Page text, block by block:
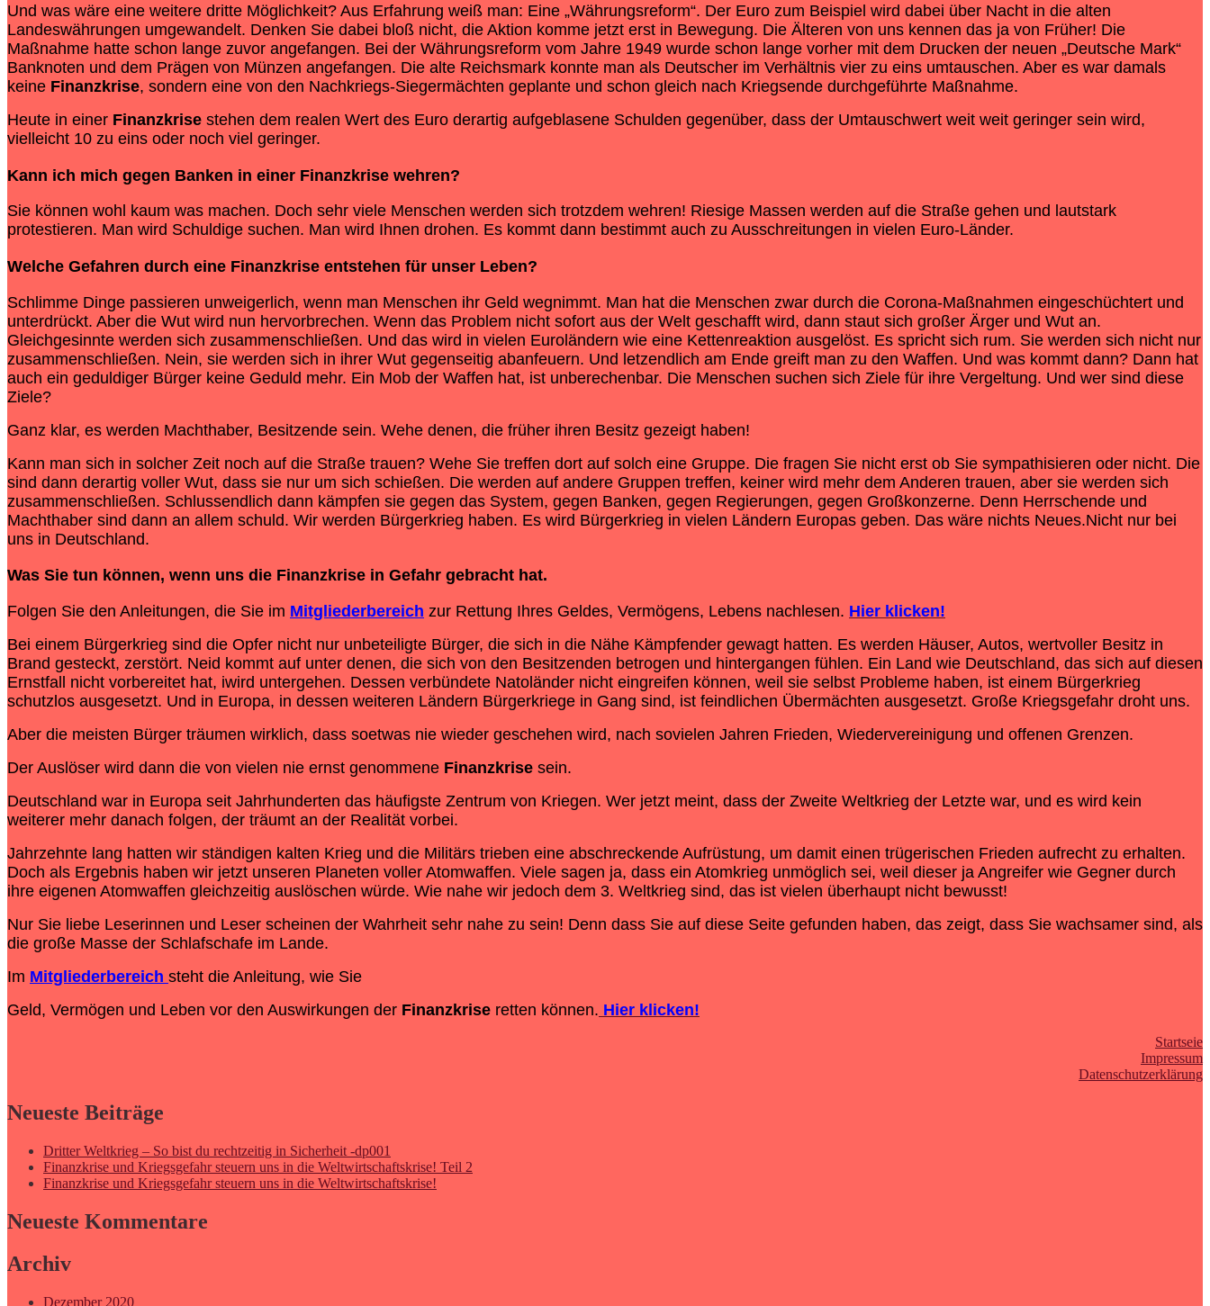
Und was wäre eine weitere dritte Möglichkeit? Aus Erfahrung weiß man: Eine „Währungsreform“. Der Euro zum Beispiel wird dabei über Nacht in die alten
Landeswährungen umgewandelt. Denken Sie dabei bloß nicht, die Aktion komme jetzt erst in Bewegung. Die Älteren von uns kennen das ja von Früher! Die
Maßnahme hatte schon lange zuvor angefangen. Bei der Währungsreform vom Jahre 1949 wurde schon lange vorher mit dem Drucken der neuen „Deutsche Mark“
Banknoten und dem Prägen von Münzen angefangen. Die alte Reichsmark konnte man als Deutscher im Verhältnis vier zu eins umtauschen. Aber es war damals
keine Finanzkrise, sondern eine von den Nachkriegs-Siegermächten geplante und schon gleich nach Kriegsende durchgeführte Maßnahme.
Heute in einer Finanzkrise stehen dem realen Wert des Euro derartig aufgeblasene Schulden gegenüber, dass der Umtauschwert weit weit geringer sein wird,
vielleicht 10 zu eins oder noch viel geringer.
Kann ich mich gegen Banken in einer Finanzkrise wehren?
Sie können wohl kaum was machen. Doch sehr viele Menschen werden sich trotzdem wehren! Riesige Massen werden auf die Straße gehen und lautstark
protestieren. Man wird Schuldige suchen. Man wird Ihnen drohen. Es kommt dann bestimmt auch zu Ausschreitungen in vielen Euro-Länder.
Welche Gefahren durch eine Finanzkrise entstehen für unser Leben?
Schlimme Dinge passieren unweigerlich, wenn man Menschen ihr Geld wegnimmt. Man hat die Menschen zwar durch die Corona-Maßnahmen eingeschüchtert und
unterdrückt. Aber die Wut wird nun hervorbrechen. Wenn das Problem nicht sofort aus der Welt geschafft wird, dann staut sich großer Ärger und Wut an.
Gleichgesinnte werden sich zusammenschließen. Und das wird in vielen Euroländern wie eine Kettenreaktion ausgelöst. Es spricht sich rum. Sie werden sich nicht nur
zusammenschließen. Nein, sie werden sich in ihrer Wut gegenseitig abanfeuern. Und letzendlich am Ende greift man zu den Waffen. Und was kommt dann? Dann hat
auch ein geduldiger Bürger keine Geduld mehr. Ein Mob der Waffen hat, ist unberechenbar. Die Menschen suchen sich Ziele für ihre Vergeltung. Und wer sind diese
Ziele?
Ganz klar, es werden Machthaber, Besitzende sein. Wehe denen, die früher ihren Besitz gezeigt haben!
Kann man sich in solcher Zeit noch auf die Straße trauen? Wehe Sie treffen dort auf solch eine Gruppe. Die fragen Sie nicht erst ob Sie sympathisieren oder nicht. Die
sind dann derartig voller Wut, dass sie nur um sich schießen. Die werden auf andere Gruppen treffen, keiner wird mehr dem Anderen trauen, aber sie werden sich
zusammenschließen. Schlussendlich dann kämpfen sie gegen das System, gegen Banken, gegen Regierungen, gegen Großkonzerne. Denn Herrschende und
Machthaber sind dann an allem schuld. Wir werden Bürgerkrieg haben. Es wird Bürgerkrieg in vielen Ländern Europas geben. Das wäre nichts Neues.Nicht nur bei
uns in Deutschland.
Was Sie tun können, wenn uns die Finanzkrise in Gefahr gebracht hat.
Folgen Sie den Anleitungen, die Sie im Mitgliederbereich zur Rettung Ihres Geldes, Vermögens, Lebens nachlesen. Hier klicken!
Bei einem Bürgerkrieg sind die Opfer nicht nur unbeteiligte Bürger, die sich in die Nähe Kämpfender gewagt hatten. Es werden Häuser, Autos, wertvoller Besitz in
Brand gesteckt, zerstört. Neid kommt auf unter denen, die sich von den Besitzenden betrogen und hintergangen fühlen. Ein Land wie Deutschland, das sich auf diesen
Ernstfall nicht vorbereitet hat, iwird untergehen. Dessen verbündete Natoländer nicht eingreifen können, weil sie selbst Probleme haben, ist einem Bürgerkrieg
schutzlos ausgesetzt. Und in Europa, in dessen weiteren Ländern Bürgerkriege in Gang sind, ist feindlichen Übermächten ausgesetzt. Große Kriegsgefahr droht uns.
Aber die meisten Bürger träumen wirklich, dass soetwas nie wieder geschehen wird, nach sovielen Jahren Frieden, Wiedervereinigung und offenen Grenzen.
Der Auslöser wird dann die von vielen nie ernst genommene Finanzkrise sein.
Deutschland war in Europa seit Jahrhunderten das häufigste Zentrum von Kriegen. Wer jetzt meint, dass der Zweite Weltkrieg der Letzte war, und es wird kein
weiterer mehr danach folgen, der träumt an der Realität vorbei.
Jahrzehnte lang hatten wir ständigen kalten Krieg und die Militärs trieben eine abschreckende Aufrüstung, um damit einen trügerischen Frieden aufrecht zu erhalten.
Doch als Ergebnis haben wir jetzt unseren Planeten voller Atomwaffen. Viele sagen ja, dass ein Atomkrieg unmöglich sei, weil dieser ja Angreifer wie Gegner durch
ihre eigenen Atomwaffen gleichzeitig auslöschen würde. Wie nahe wir jedoch dem 3. Weltkrieg sind, das ist vielen überhaupt nicht bewusst!
Nur Sie liebe Leserinnen und Leser scheinen der Wahrheit sehr nahe zu sein! Denn dass Sie auf diese Seite gefunden haben, das zeigt, dass Sie wachsamer sind, als
die große Masse der Schlafschafe im Lande.
Im Mitgliederbereich steht die Anleitung, wie Sie
Geld, Vermögen und Leben vor den Auswirkungen der Finanzkrise retten können. Hier klicken!
Startseie
Impressum
Datenschutzerklärung
Neueste Beiträge
Dritter Weltkrieg – So bist du rechtzeitig in Sicherheit -dp001
Finanzkrise und Kriegsgefahr steuern uns in die Weltwirtschaftskrise! Teil 2
Finanzkrise und Kriegsgefahr steuern uns in die Weltwirtschaftskrise!
Neueste Kommentare
Archiv
Dezember 2020